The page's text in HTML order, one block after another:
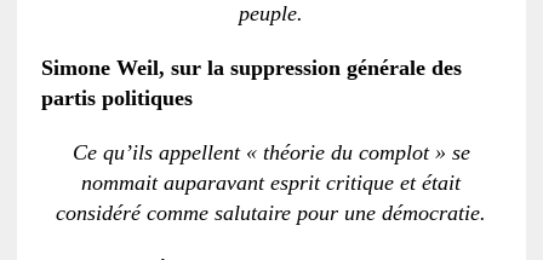
peuple.
Simone Weil, sur la suppression générale des
partis politiques
Ce qu’ils appellent « théorie du complot » se
nommait auparavant esprit critique et était
considéré comme salutaire pour une démocratie.